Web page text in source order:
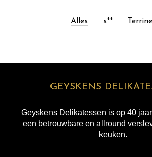
Alles s**
GEYSKENS
Geyskens Delikatessen is op 40
een betrouwbare en allround
keuken.